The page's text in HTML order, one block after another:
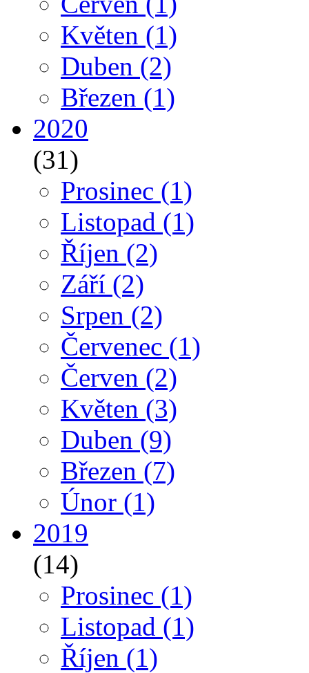
Květen (1)
Duben (2)
Březen (1)
2020
(31)
Prosinec (1)
Listopad (1)
Říjen (2)
Září (2)
Srpen (2)
Červenec (1)
Červen (2)
Květen (3)
Duben (9)
Březen (7)
Únor (1)
2019
(14)
Prosinec (1)
Listopad (1)
Říjen (1)